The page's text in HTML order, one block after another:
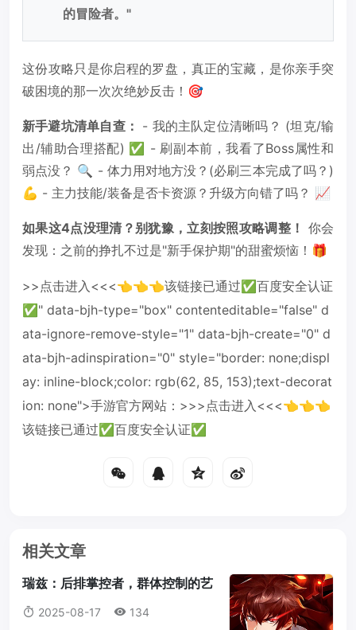
的冒险者。"
这份攻略只是你启程的罗盘，真正的宝藏，是你亲手突
破困境的那一次次绝妙反击！🎯
新手避坑清单自查： - 我的主队定位清晰吗？ (坦克/输
出/辅助合理搭配) ✅ - 刷副本前，我看了Boss属性和
弱点没？ 🔍 - 体力用对地方没？(必刷三本完成了吗？)
💪 - 主力技能/装备是否卡资源？升级方向错了吗？ 📈
如果这4点没理清？别犹豫，立刻按照攻略调整！ 你会
发现：之前的挣扎不过是"新手保护期"的甜蜜烦恼！🎁
>>点击进入<<<👈👈👈该链接已通过✅百度安全认证
✅" data-bjh-type="box" contenteditable="false" d
ata-ignore-remove-style="1" data-bjh-create="0" d
ata-bjh-adinspiration="0" style="border: none;displ
ay: inline-block;color: rgb(62, 85, 153);text-decorat
ion: none">手游官方网站：>>>点击进入<<<👈👈👈
该链接已通过✅百度安全认证✅
相关文章
瑞兹：后排掌控者，群体控制的艺
术大师
2025-08-17 134